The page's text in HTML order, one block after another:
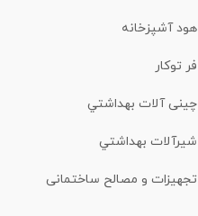
هود آشپزخانه
فر توکار
چینی آلات بهداشتي
شیرآلات بهداشتي
تجهیزات و مصالح ساختمانی